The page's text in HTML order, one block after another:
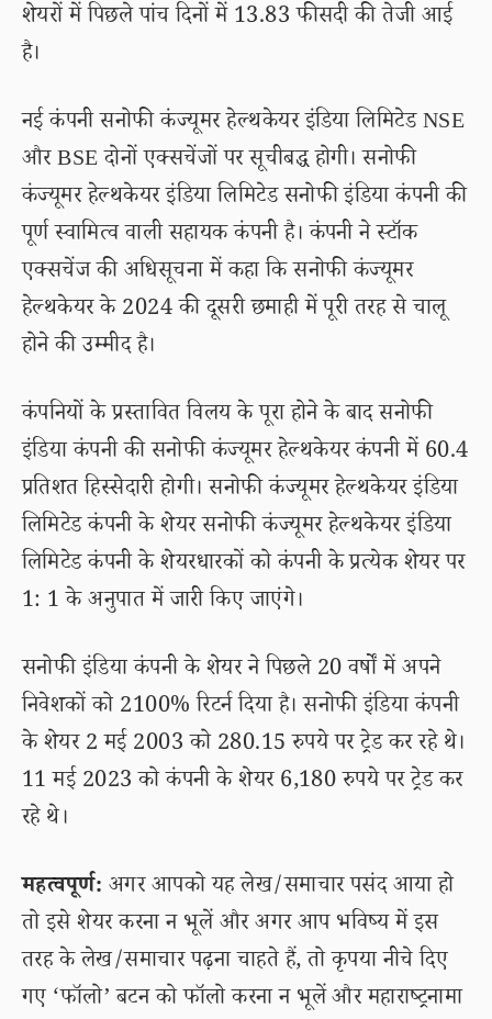
शेयरों में पिछले पांच दिनों में 13.83 फीसदी की तेजी आई
है।
नई कंपनी सनोफी कंज्यूमर हेल्थकेयर इंडिया लिमिटेड NSE
और BSE दोनों एक्सचेंजों पर सूचीबद्ध होगी। सनोफी
कंज्यूमर हेल्थकेयर इंडिया लिमिटेड सनोफी इंडिया कंपनी की
पूर्ण स्वामित्व वाली सहायक कंपनी है। कंपनी ने स्टॉक
एक्सचेंज की अधिसूचना में कहा कि सनोफी कंज्यूमर
हेल्थकेयर के 2024 की दूसरी छमाही में पूरी तरह से चालू
होने की उम्मीद है।
कंपनियों के प्रस्तावित विलय के पूरा होने के बाद सनोफी
इंडिया कंपनी की सनोफी कंज्यूमर हेल्थकेयर कंपनी में 60.4
प्रतिशत हिस्सेदारी होगी। सनोफी कंज्यूमर हेल्थकेयर इंडिया
लिमिटेड कंपनी के शेयर सनोफी कंज्यूमर हेल्थकेयर इंडिया
लिमिटेड कंपनी के शेयरधारकों को कंपनी के प्रत्येक शेयर पर
1: 1 के अनुपात में जारी किए जाएंगे।
सनोफी इंडिया कंपनी के शेयर ने पिछले 20 वर्षों में अपने
निवेशकों को 2100% रिटर्न दिया है। सनोफी इंडिया कंपनी
के शेयर 2 मई 2003 को 280.15 रुपये पर ट्रेड कर रहे थे।
11 मई 2023 को कंपनी के शेयर 6,180 रुपये पर ट्रेड कर
रहे थे।
महत्वपूर्ण: अगर आपको यह लेख/समाचार पसंद आया हो
तो इसे शेयर करना न भूलें और अगर आप भविष्य में इस
तरह के लेख/समाचार पढ़ना चाहते हैं, तो कृपया नीचे दिए
गए ‘फॉलो’ बटन को फॉलो करना न भूलें और महाराष्ट्रनामा